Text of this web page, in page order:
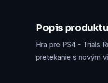
Popis produktu
Hra pre PS4 - Trials
pretekanie s novým